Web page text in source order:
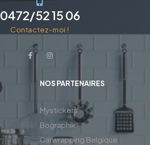
0472/52 15 06
Contactez-moi !
NOS PARTENAIRES
Mystickers
Bographik
Carwrapping Belgique